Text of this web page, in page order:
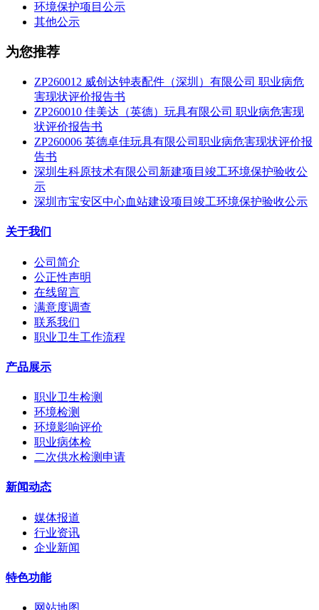
环境保护项目公示
其他公示
为您推荐
ZP260012 威创达钟表配件（深圳）有限公司 职业病危
害现状评价报告书
ZP260010 佳美达（英德）玩具有限公司 职业病危害现
状评价报告书
ZP260006 英德卓佳玩具有限公司职业病危害现状评价报
告书
深圳生科原技术有限公司新建项目竣工环境保护验收公
示
深圳市宝安区中心血站建设项目竣工环境保护验收公示
关于我们
公司简介
公正性声明
在线留言
满意度调查
联系我们
职业卫生工作流程
产品展示
职业卫生检测
环境检测
环境影响评价
职业病体检
二次供水检测申请
新闻动态
媒体报道
行业资讯
企业新闻
特色功能